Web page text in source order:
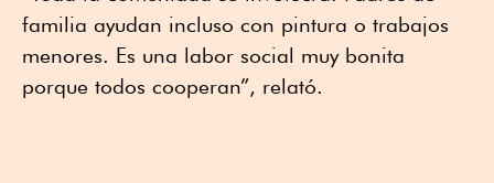
familia ayudan incluso con pintura o trabajos
menores. Es una labor social muy bonita
porque todos cooperan”, relató.